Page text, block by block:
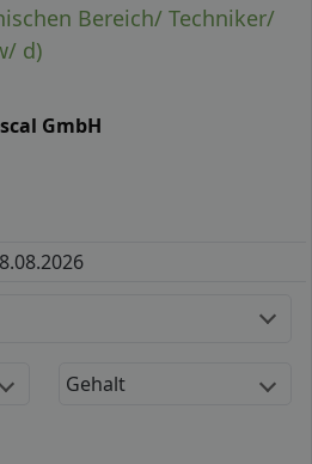
Bereich/ Techniker/
d)
GmbH
Gehalt